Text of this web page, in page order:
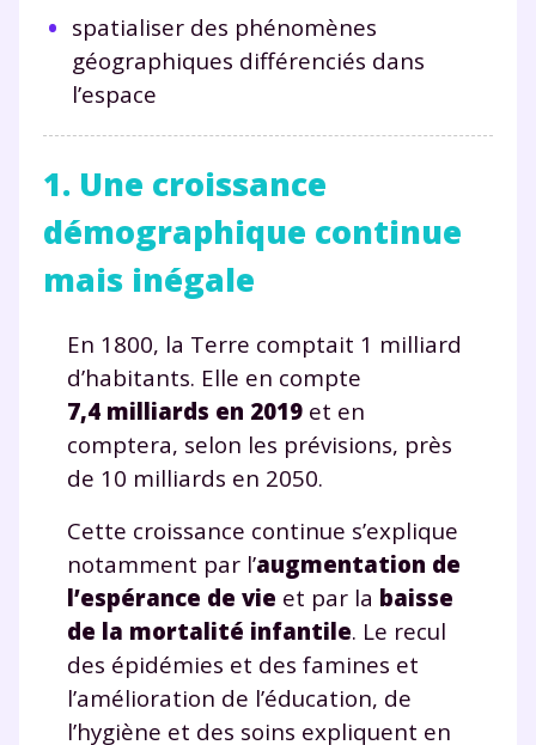
spatialiser des phénomènes
géographiques différenciés dans
l’espace
1. Une croissance
démographique continue
mais inégale
En 1800, la Terre comptait 1 milliard
d’habitants. Elle en compte
7,4 milliards en 2019 et en
comptera, selon les prévisions, près
de 10 milliards en 2050.
Cette croissance continue s’explique
notamment par l’augmentation de
l’espérance de vie et par la baisse
de la mortalité infantile. Le recul
des épidémies et des famines et
l’amélioration de l’éducation, de
l’hygiène et des soins expliquent en